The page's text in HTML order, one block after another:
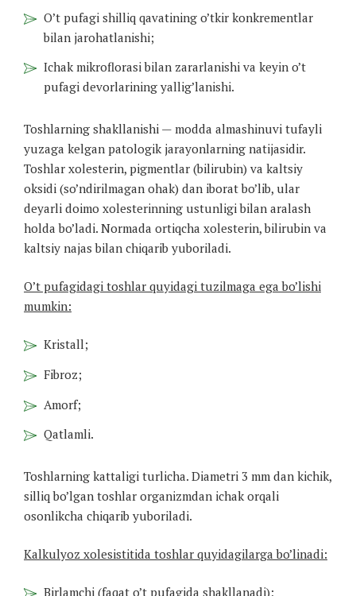
O’t pufagi shilliq qavatining o’tkir konkrementlar
bilan jarohatlanishi;
Ichak mikroflorasi bilan zararlanishi va keyin o’t
pufagi devorlarining yallig’lanishi.
Toshlarning shakllanishi — modda almashinuvi tufayli
yuzaga kelgan patologik jarayonlarning natijasidir.
Toshlar xolesterin, pigmentlar (bilirubin) va kaltsiy
oksidi (so’ndirilmagan ohak) dan iborat bo’lib, ular
deyarli doimo xolesterinning ustunligi bilan aralash
holda bo’ladi. Normada ortiqcha xolesterin, bilirubin va
kaltsiy najas bilan chiqarib yuboriladi.
O’t pufagidagi toshlar quyidagi tuzilmaga ega bo’lishi
mumkin:
Kristall;
Fibroz;
Amorf;
Qatlamli.
Toshlarning kattaligi turlicha. Diametri 3 mm dan kichik,
silliq bo’lgan toshlar organizmdan ichak orqali
osonlikcha chiqarib yuboriladi.
Kalkulyoz xolesistitida toshlar quyidagilarga bo’linadi:
Birlamchi (faqat o’t pufagida shakllanadi);